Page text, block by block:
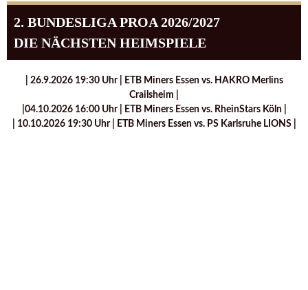
2. BUNDESLIGA PROA 2026/2027
DIE NÄCHSTEN HEIMSPIELE
| 26.9.2026 19:30 Uhr | ETB Miners Essen vs. HAKRO Merlins
Crailsheim |
|04.10.2026 16:00 Uhr | ETB Miners Essen vs. RheinStars Köln |
| 10.10.2026 19:30 Uhr | ETB Miners Essen vs. PS Karlsruhe LIONS |